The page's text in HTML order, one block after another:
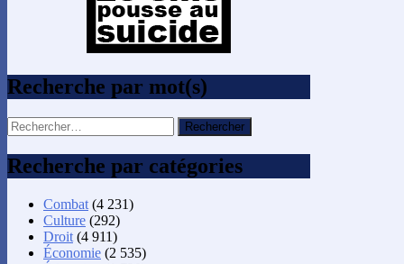
Recherche par mot(s)
Rechercher :
Recherche par catégories
Combat (4 231)
Culture (292)
Droit (4 911)
Économie (2 535)